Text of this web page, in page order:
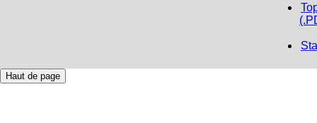
Haut de page